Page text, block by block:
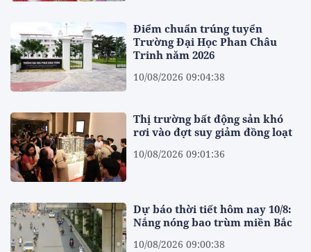
Điểm chuẩn trúng tuyển
Trường Đại Học Phan Châu
Trinh năm 2026
10/08/2026 09:04:38
Thị trường bất động sản khó
rơi vào đợt suy giảm đồng loạt
10/08/2026 09:01:36
Dự báo thời tiết hôm nay 10/8:
Nắng nóng bao trùm miền Bắc
10/08/2026 09:00:38